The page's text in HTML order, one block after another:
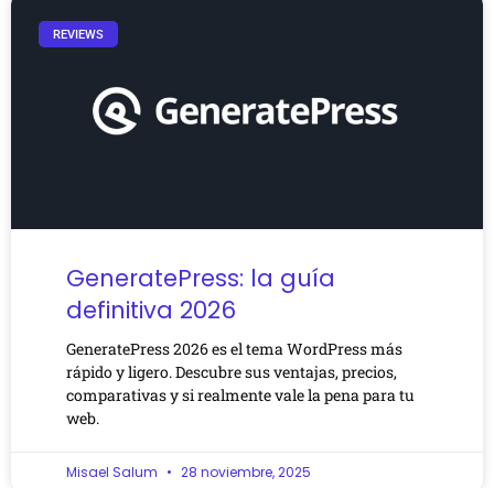
REVIEWS
GeneratePress: la guía
definitiva 2026
GeneratePress 2026 es el tema WordPress más
rápido y ligero. Descubre sus ventajas, precios,
comparativas y si realmente vale la pena para tu
web.
Misael Salum 28 noviembre, 2025